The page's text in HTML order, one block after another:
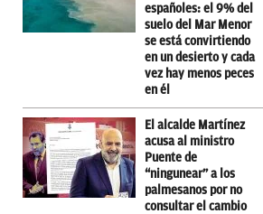
españoles: el 9% del
suelo del Mar Menor
se está convirtiendo
en un desierto y cada
vez hay menos peces
en él
El alcalde Martínez
acusa al ministro
Puente de
“ningunear” a los
palmesanos por no
consultar el cambio